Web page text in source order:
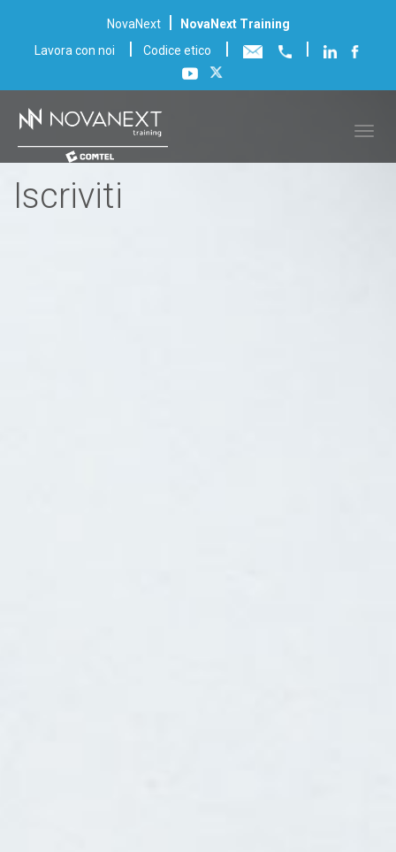
NovaNext |
NovaNext Training
Lavora con noi
| Codice etico | |
Iscriviti